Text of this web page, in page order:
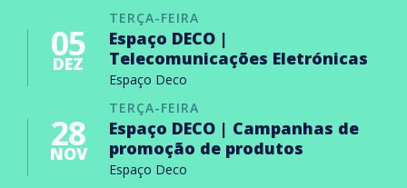
TERÇA-FEIRA
05
DEZ
Espaço DECO |
Telecomunicações Eletrónicas
Espaço Deco
TERÇA-FEIRA
28
NOV
Espaço DECO | Campanhas de
promoção de produtos
Espaço Deco